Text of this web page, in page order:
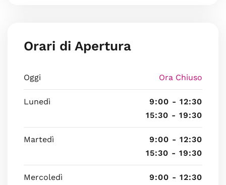
Orari di Apertura
Oggi Ora Chiuso
Lunedì
9:00 - 12:30
15:30 - 19:30
Martedì
9:00 - 12:30
15:30 - 19:30
Mercoledì
9:00 - 12:30